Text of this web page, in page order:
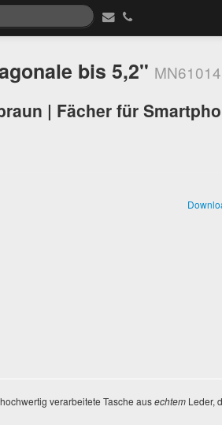
bis 5,2" MN61014
| Fächer für
verarbeitete Tasche ausechtem Leder,